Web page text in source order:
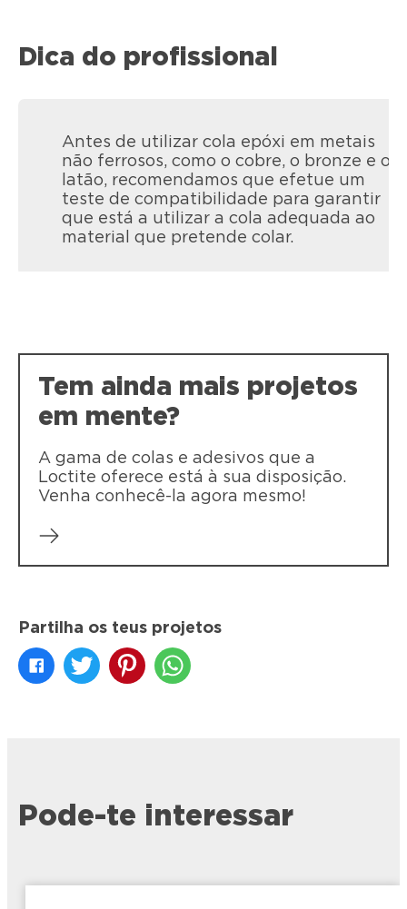
cola instantânea de máxima força de
união de plásticos dificeis em poucos
segundos.
Dica do profissional
Antes de utilizar cola epóxi em metais
não ferrosos, como o cobre, o bronze e o
latão, recomendamos que efetue um
teste de compatibilidade para garantir
que está a utilizar a cola adequada ao
material que pretende colar.
Tem ainda mais projetos
em mente?
A gama de colas e adesivos que a
Loctite oferece está à sua disposição.
Venha conhecê-la agora mesmo!
Partilha os teus projetos
Pode-te interessar